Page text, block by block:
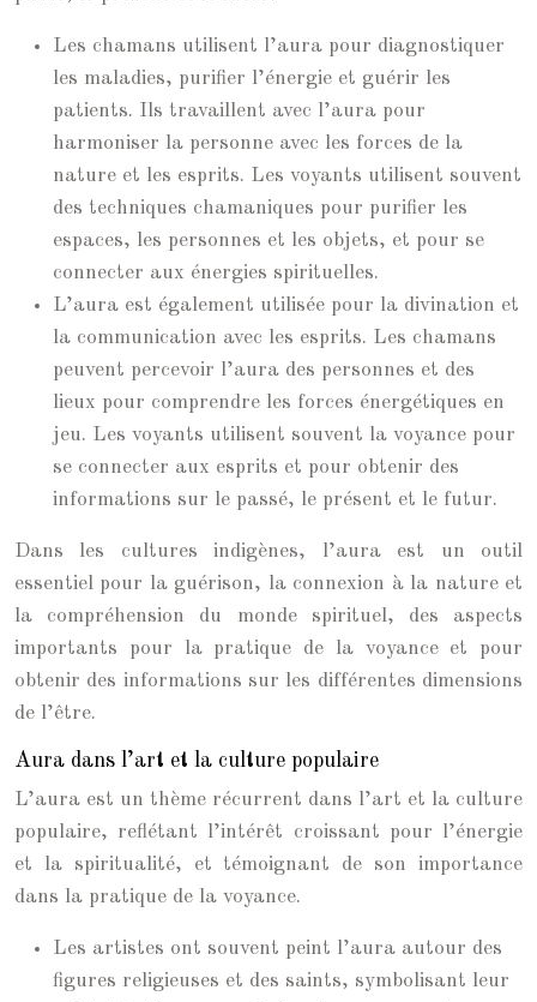
Les chamans utilisent l’aura pour diagnostiquer
les maladies, purifier l’énergie et guérir les
patients. Ils travaillent avec l’aura pour
harmoniser la personne avec les forces de la
nature et les esprits. Les voyants utilisent souvent
des techniques chamaniques pour purifier les
espaces, les personnes et les objets, et pour se
connecter aux énergies spirituelles.
L’aura est également utilisée pour la divination et
la communication avec les esprits. Les chamans
peuvent percevoir l’aura des personnes et des
lieux pour comprendre les forces énergétiques en
jeu. Les voyants utilisent souvent la voyance pour
se connecter aux esprits et pour obtenir des
informations sur le passé, le présent et le futur.
Dans les cultures indigènes, l’aura est un outil
essentiel pour la guérison, la connexion à la nature et
la compréhension du monde spirituel, des aspects
importants pour la pratique de la voyance et pour
obtenir des informations sur les différentes dimensions
de l’être.
Aura dans l’art et la culture populaire
L’aura est un thème récurrent dans l’art et la culture
populaire, reflétant l’intérêt croissant pour l’énergie
et la spiritualité, et témoignant de son importance
dans la pratique de la voyance.
Les artistes ont souvent peint l’aura autour des
figures religieuses et des saints, symbolisant leur